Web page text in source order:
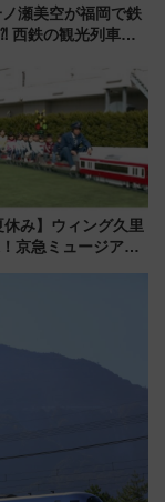
瀬美空が福岡で鉄
西鉄の観光列車
で巡る福岡･太宰
！YouTubeが公開
休み】ウィング久里
京急ミュージア